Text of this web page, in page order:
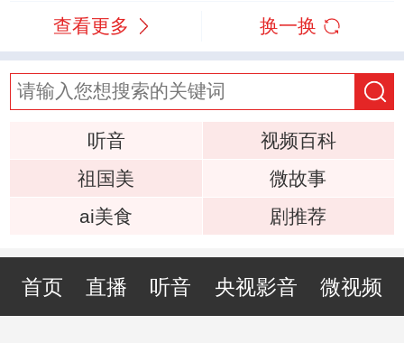
查看更多 换一换
听音
视频百科
祖国美
微故事
ai美食
剧推荐
首页 直播 听音 央视影音 微视频